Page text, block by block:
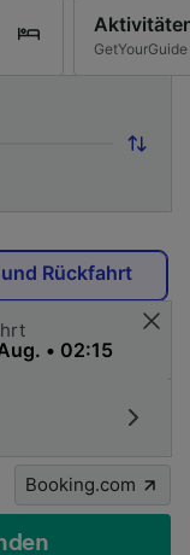
GetYourGuide
Rückfahrt
Booking.com